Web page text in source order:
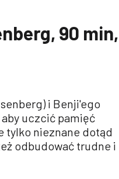
90 min,
i Benji'ego
uczcić pamięć
tylko nieznane dotąd
odbudować trudne i